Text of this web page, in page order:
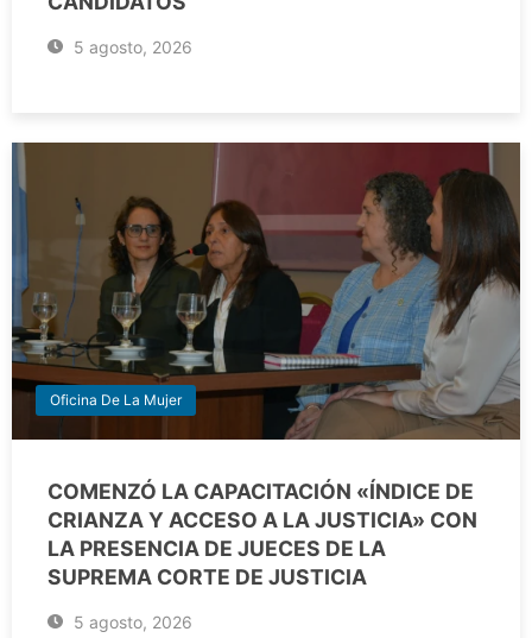
5 agosto, 2026
Oficina De La Mujer
COMENZÓ LA CAPACITACIÓN «ÍNDICE DE
CRIANZA Y ACCESO A LA JUSTICIA» CON
LA PRESENCIA DE JUECES DE LA
SUPREMA CORTE DE JUSTICIA
5 agosto, 2026